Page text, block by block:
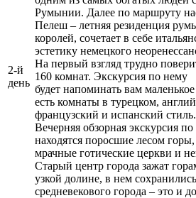
2-й
день
Румынии. Далее по маршруту
Пелеш – летняя резиденция
королей, сочетает в себе
эстетику немецкого
На первый взгляд трудно
160 комнат. Экскурсия по нему
будет напоминать вам
есть комнаты в турецком,
французский и испанский стиль.
Вечерняя обзорная экскурсия
находятся поросшие лесом горы,
мрачные готические церкви и
Старый центр города зажат
узкой долине, в нем
средневекового города – это и